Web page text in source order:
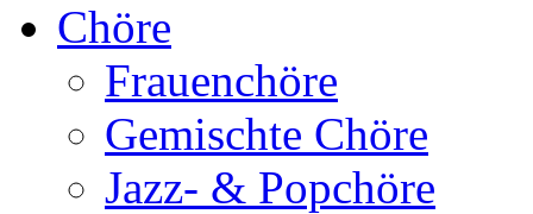
Chöre
Frauenchöre
Gemischte Chöre
Jazz- & Popchöre